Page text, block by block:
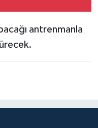
antrenmanla